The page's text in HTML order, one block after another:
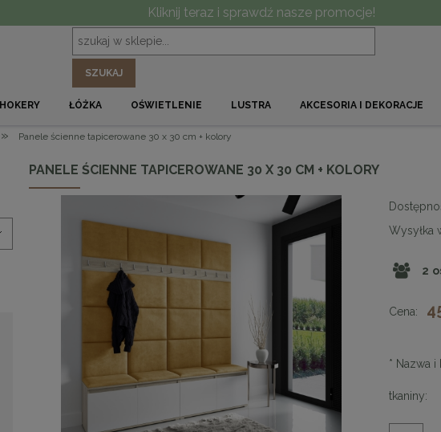
Kliknij teraz i sprawdź nasze promocje!
SZUKAJ
HOKERY ŁÓŻKA OŚWIETLENIE LUSTRA AKCESORIA I DEKORACJE
» Panele ścienne tapicerowane 30 x 30 cm + kolory
PANELE ŚCIENNE TAPICEROWANE 30 X 30 CM + KOLORY
Wysyłka
2
Cena:
* Nazwa
tkaniny: